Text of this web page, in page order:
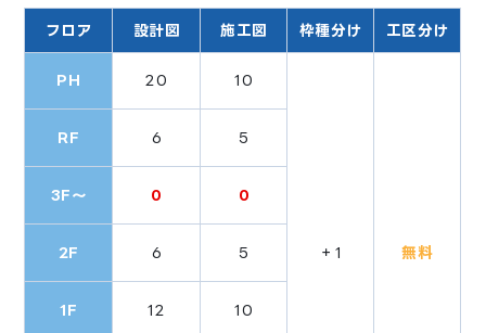
フロア 設計図 施工図 枠種分け 工区分け
PH 20 10
＋1 無料
RF 6 5
3F〜 0 0
2F 6 5
1F 12 10